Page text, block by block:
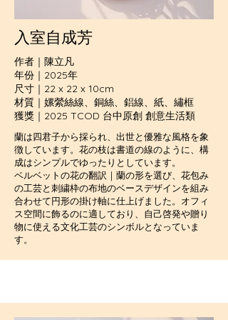
入室自成芳
作者｜陳立凡
年份｜2025年
尺寸｜22 x 22 x 10cm
材質｜嫘縈絲線、銅絲、鋁線、紙、繡框
獲獎｜2025 TCOD 台中原創 創意生活類
蘭は四君子から採られ、出世と優雅な風格を象
徴しています。花の枝は書道の線のように、構
成はシンプルでゆったりとしています。
ベルベットの花の翻訳｜蘭の形を選び、花包み
の工芸と刺繍枠の布地のベースデザインを組み
合わせて円形の掛け軸に仕上げました。オフィ
ス空間に飾るのに適しており、自己啓発や贈り
物に使える文化工芸のシンボルとなっていま
す。